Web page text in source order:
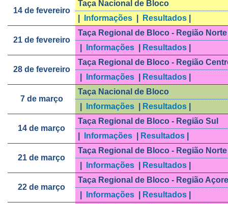
14 de fevereiro
Taça Nacional de Bloco
Informações| Resultados|
21 de fevereiro
Taça Regional de Bloco - Região Norte
Informações| Resultados|
28 de fevereiro
Taça Regional de Bloco - Região
Informações| Resultados|
7 de março
Taça Nacional de Bloco
Informações| Resultados|
14 de março
Taça Regional de Bloco - Região Sul
Informações| Resultados|
21 de março
Taça Regional de Bloco - Região Norte
Informações| Resultados|
22 de março
Taça Regional de Bloco - Região
Informações| Resultados|